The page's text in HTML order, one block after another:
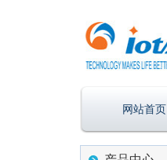
网站首页